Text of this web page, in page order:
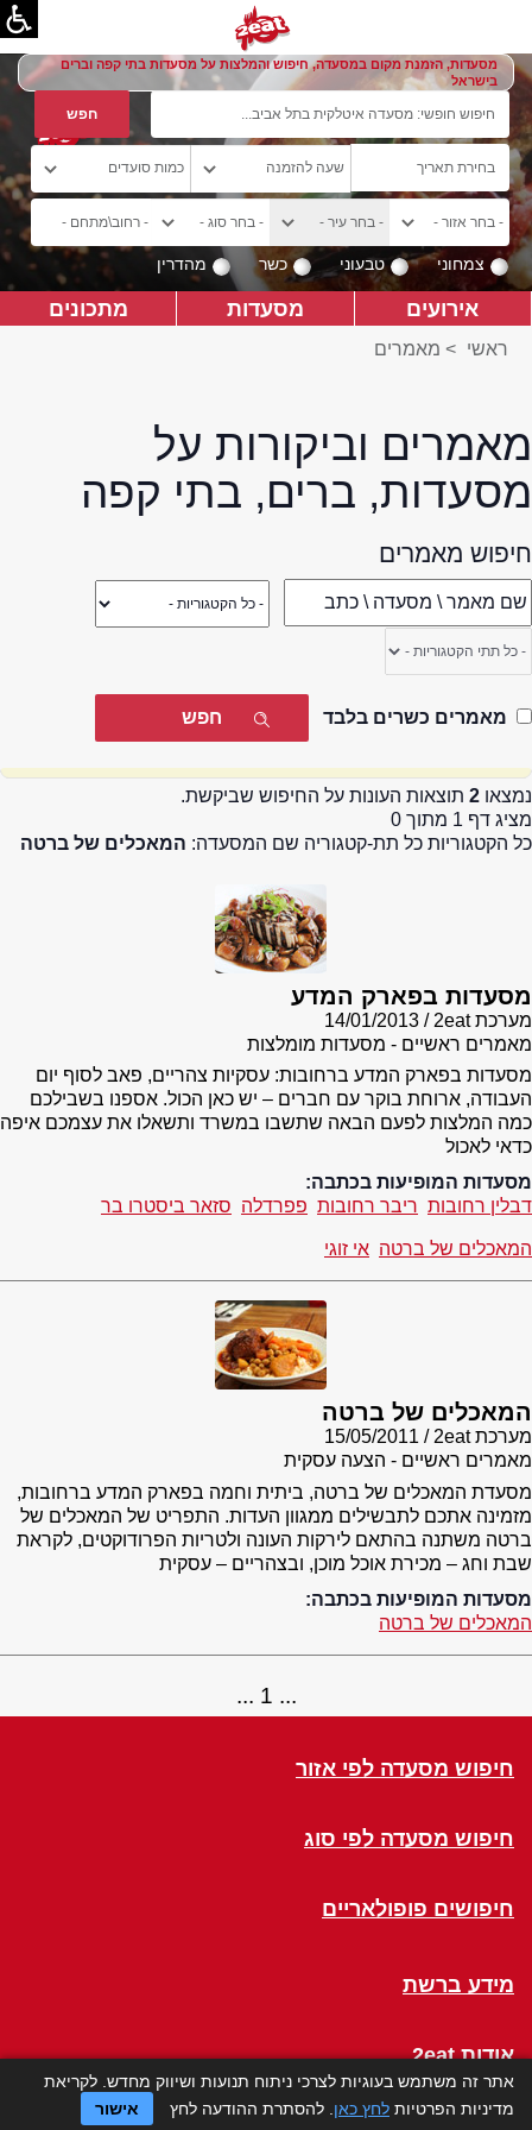
מסעדות, הזמנת מקום במסעדה, חיפוש והמלצות על מסעדות בתי קפה וברים
בישראל
צמחוני טבעוני כשר מהדרין
אירועים מסעדות מתכונים
ראשי > מאמרים
מאמרים וביקורות על
מסעדות, ברים, בתי קפה
חיפוש מאמרים
מאמרים כשרים בלבד
נמצאו 2 תוצאות העונות על החיפוש שביקשת.
מציג דף 1 מתוך 0
כל הקטגוריות כל תת-קטגוריה שם המסעדה: המאכלים של ברטה
מסעדות בפארק המדע
מערכת 2eat
14/01/2013
מאמרים ראשיים - מסעדות מומלצות
מסעדות בפארק המדע ברחובות: עסקיות צהריים, פאב לסוף יום
העבודה, ארוחת בוקר עם חברים – יש כאן הכול. אספנו בשבילכם
כמה המלצות לפעם הבאה שתשבו במשרד ותשאלו את עצמכם איפה
כדאי לאכול
מסעדות המופיעות בכתבה:
דבלין רחובות ריבר רחובות פפרדלה סזאר ביסטרו בר
המאכלים של ברטה אי זוגי
המאכלים של ברטה
מערכת 2eat
15/05/2011
מאמרים ראשיים - הצעה עסקית
מסעדת המאכלים של ברטה, ביתית וחמה בפארק המדע ברחובות,
מזמינה אתכם לתבשילים ממגוון העדות. התפריט של המאכלים של
ברטה משתנה בהתאם לירקות העונה ולטריות הפרודוקטים, לקראת
שבת וחג – מכירת אוכל מוכן, ובצהריים – עסקית
מסעדות המופיעות בכתבה:
המאכלים של ברטה
1
חיפוש מסעדה לפי אזור
חיפוש מסעדה לפי סוג
חיפושים פופולאריים
מידע ברשת
אודות 2eat
Click a Table
אתר זה משתמש בעוגיות לצרכי ניתוח תנועות ושיווק מחדש. לקריאת
מדיניות הפרטיות לחץ כאן . להסתרת ההודעה לחץ אישור